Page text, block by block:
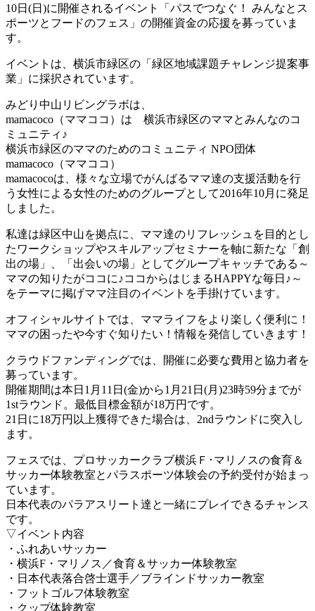
10日(日)に開催されるイベント「パスでつなぐ！ みんなとス
ポーツとフードのフェス」の開催資金の応援を募っていま
す。
イベントは、横浜市緑区の「緑区地域課題チャレンジ提案事
業」に採択されています。
みどり中山リビングラボは、
mamacoco（ママココ）は 横浜市緑区のママとみんなのコ
ミュニティ♪
横浜市緑区のママのためのコミュニティ NPO団体
mamacoco（ママココ）
mamacocoは、様々な立場でがんばるママ達の支援活動を行
う女性による女性のためのグループとして2016年10月に発足
しました。
私達は緑区中山を拠点に、ママ達のリフレッシュを目的とし
たワークショップやスキルアップセミナーを軸に新たな「創
出の場」、「出会いの場」としてグループキャッチである～
ママの知りたがココに♪ココからはじまるHAPPYな毎日♪～
をテーマに掲げママ注目のイベントを手掛けています。
オフィシャルサイトでは、ママライフをより楽しく便利に！
ママの困ったや今すぐ知りたい！情報を発信していきます！
クラウドファンディングでは、開催に必要な費用と協力者を
募っています。
開催期間は本日1月11日(金)から1月21日(月)23時59分までが
1stラウンド。最低目標金額が18万円です。
21日に18万円以上獲得できた場合は、2ndラウンドに突入し
ます。
フェスでは、プロサッカークラブ横浜Ｆ･マリノスの食育＆
サッカー体験教室とパラスポーツ体験会の予約受付が始まっ
ています。
日本代表のパラアスリート達と一緒にプレイできるチャンス
です。
▽イベント内容
・ふれあいサッカー
・横浜F・マリノス／食育＆サッカー体験教室
・日本代表落合啓士選手／ブラインドサッカー教室
・フットゴルフ体験教室
・クップ体験教室